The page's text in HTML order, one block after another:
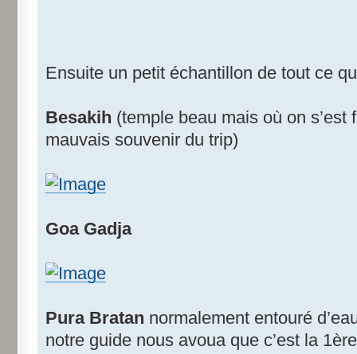
Ensuite un petit échantillon de tout ce
Besakih (temple beau mais où on
mauvais souvenir du trip)
Goa Gadja
Pura Bratan normalement entouré
notre guide nous avoua que c’est la